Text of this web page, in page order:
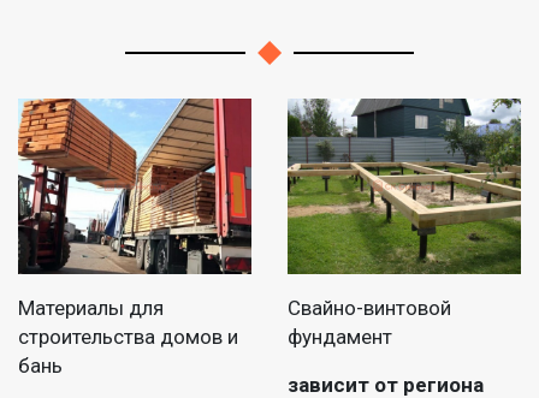
Материалы для
строительства домов и
бань
Свайно-винтовой
фундамент
зависит от региона